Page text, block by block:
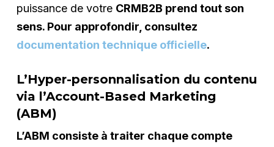
puissance de votre CRMB2B prend tout son
sens. Pour approfondir, consultez
documentation technique officielle.
L’Hyper-personnalisation du contenu
via l’Account-Based Marketing
(ABM)
L’ABM consiste à traiter chaque compte